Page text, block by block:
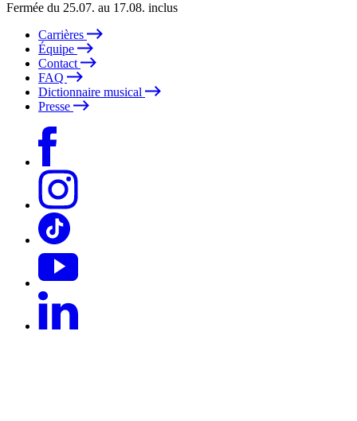
Fermée du 25.07. au 17.08. inclus
Carrières
Équipe
Contact
FAQ
Dictionnaire musical
Presse